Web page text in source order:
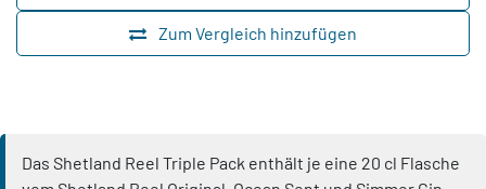
Zum Vergleich hinzufügen
Das Shetland Reel Triple Pack enthält je eine 20 cl Flasche